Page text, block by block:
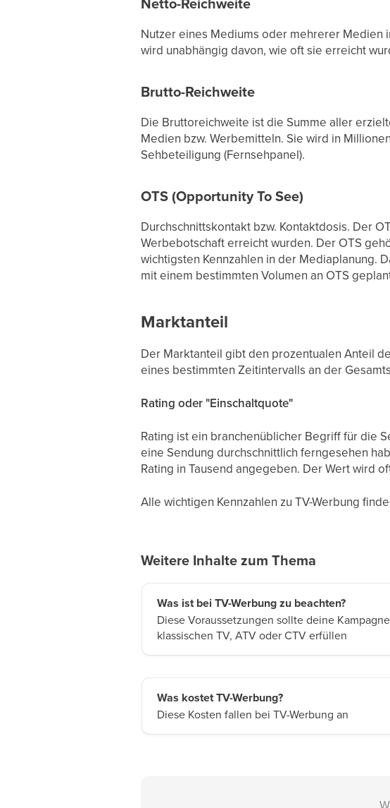
Nutzer eines Mediums oder mehrerer Medien
wird unabhängig davon, wie oft sie erreicht
Brutto-Reichweite
Die Bruttoreichweite ist die Summe aller
Medien bzw. Werbemitteln. Sie wird in
Sehbeteiligung (Fernsehpanel).
OTS (Opportunity To See)
Durchschnittskontakt bzw. Kontaktdosis. Der
Werbebotschaft erreicht wurden. Der OTS
wichtigsten Kennzahlen in der Mediaplanung.
mit einem bestimmten Volumen an OTS
Marktanteil
Der Marktanteil gibt den prozentualen Anteil
eines bestimmten Zeitintervalls an der
Rating oder "Einschaltquote"
Rating ist ein branchenüblicher Begriff für die
eine Sendung durchschnittlich ferngesehen
Rating in Tausend angegeben. Der Wert wird
Alle wichtigen Kennzahlen zu TV-Werbung
Weitere Inhalte zum Thema
Was ist bei TV-Werbung zu beachten?
Diese Voraussetzungen sollte deine
klassischen TV, ATV oder CTV erfüllen
Was kostet TV-Werbung?
Diese Kosten fallen bei TV-Werbung an